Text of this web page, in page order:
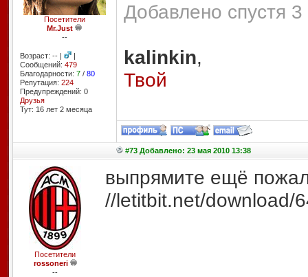
Посетители
Mr.Just
--
Возраст: -- |
|
Сообщений: 479
Благодарности: 7/ 80
Репутация: 224
Предупреждений: 0
Друзья
Тут: 16 лет 2 месяцa
Добавлено спустя
kalinkin,
Твой
#73 Добавлено: 23 мая 2010 13:38
Посетители
rossoneri
--
выпрямите ещё
//letitbit.net/download/